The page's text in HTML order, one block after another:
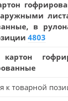
в
4803
к товарной